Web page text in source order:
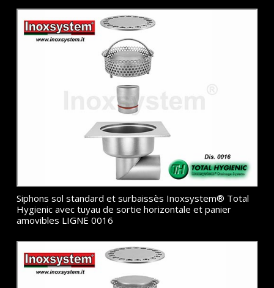
Siphons sol standard et surbaissès Inoxsystem® Total
Hygienic avec tuyau de sortie horizontale et panier
amovibles LIGNE 0016